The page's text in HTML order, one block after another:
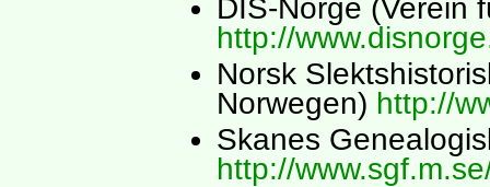
DIS-Norge (Verein
http://
Norsk
Norwegen) http://
Skanes
http://